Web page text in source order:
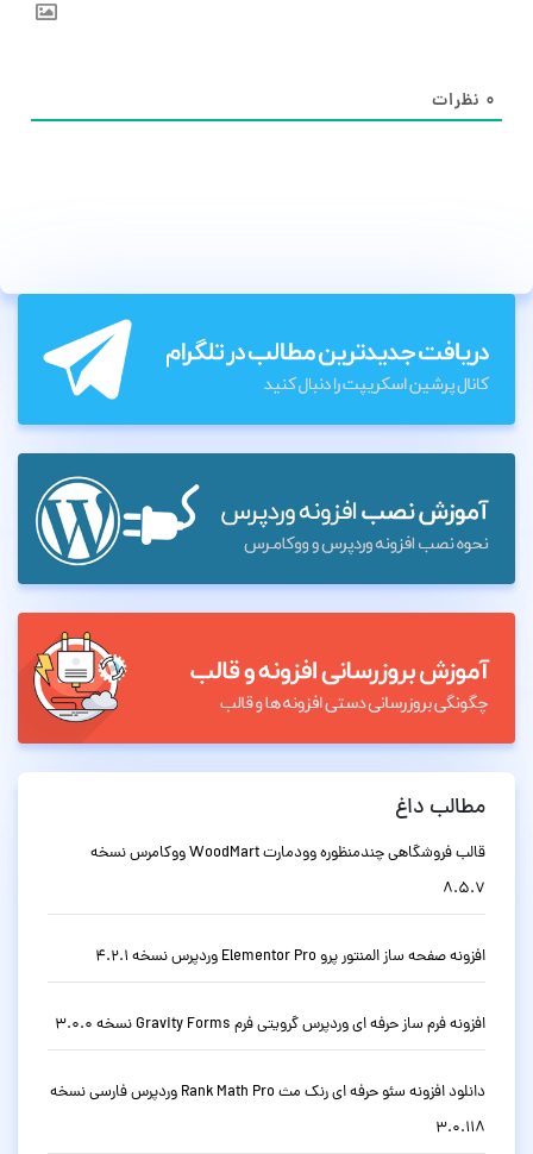
۰ نظرات
مطالب داغ
قالب فروشگاهی چندمنظوره وودمارت WoodMart ووکامرس نسخه
8.5.7
افزونه صفحه ساز المنتور پرو Elementor Pro وردپرس نسخه 4.2.1
افزونه فرم ساز حرفه ای وردپرس گرویتی فرم Gravity Forms نسخه 3.0.0
دانلود افزونه سئو حرفه ای رنک مث Rank Math Pro وردپرس فارسی نسخه
3.0.118